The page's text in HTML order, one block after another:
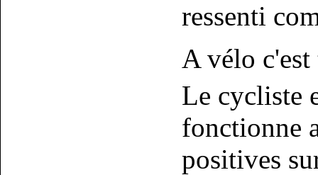
ressenti
A vélo
Le cycliste
fonctionne
positives